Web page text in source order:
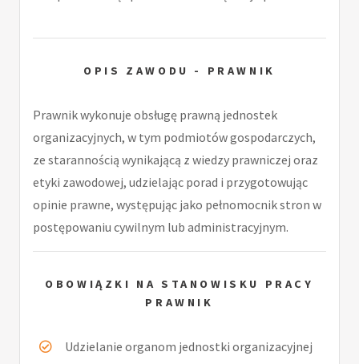
OPIS ZAWODU - PRAWNIK
Prawnik wykonuje obsługę prawną jednostek
organizacyjnych, w tym podmiotów gospodarczych,
ze starannością wynikającą z wiedzy prawniczej oraz
etyki zawodowej, udzielając porad i przygotowując
opinie prawne, występując jako pełnomocnik stron w
postępowaniu cywilnym lub administracyjnym.
OBOWIĄZKI NA STANOWISKU PRACY
PRAWNIK
Udzielanie organom jednostki organizacyjnej